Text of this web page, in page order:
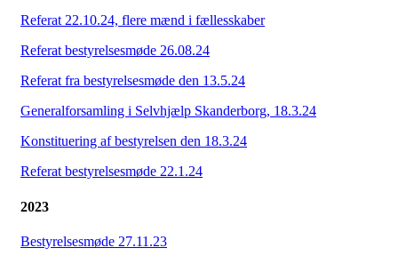
Referat 22.10.24, flere mænd i fællesskaber
Referat bestyrelsesmøde 26.08.24
Referat fra bestyrelsesmøde den 13.5.24
Generalforsamling i Selvhjælp Skanderborg, 18.3.24
Konstituering af bestyrelsen den 18.3.24
Referat bestyrelsesmøde 22.1.24
2023
Bestyrelsesmøde 27.11.23